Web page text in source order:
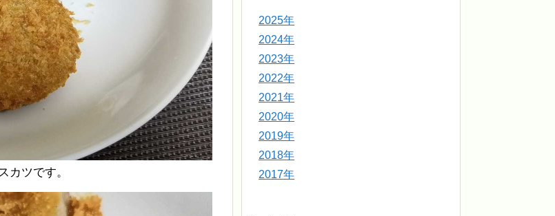
カツです。
2025年
2024年
2023年
2022年
2021年
2020年
2019年
2018年
2017年